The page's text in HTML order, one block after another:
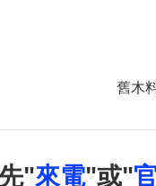
舊木
"來電"或"